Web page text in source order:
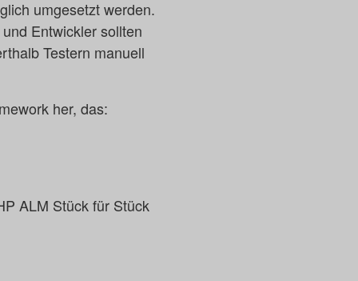
umgesetzt werden.
Entwickler sollten
Testern manuell
her, das:
ALM Stück für Stück